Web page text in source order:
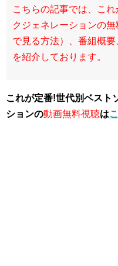
こちらの記事では、こ
クジェネレーションの
で見る方法）、番組概
を紹介しております。
これが定番!世代別ベス
ションの動画無料視聴は